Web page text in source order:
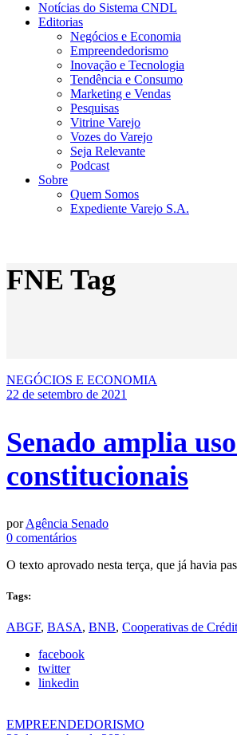
Notícias do Sistema CNDL
Editorias
Negócios e Economia
Empreendedorismo
Inovação e Tecnologia
Tendência e Consumo
Marketing e Vendas
Pesquisas
Vitrine Varejo
Vozes do Varejo
Seja Relevante
Podcast
Sobre
Quem Somos
Expediente Varejo S.A.
FNE Tag
NEGÓCIOS E ECONOMIA
22 de setembro de 2021
Senado amplia
constitucionais
porAgência Senado
0 comentários
O texto aprovado nesta terça, que já havia
Tags:
ABGF, BASA, BNB, Cooperativas de
facebook
twitter
linkedin
EMPREENDEDORISMO